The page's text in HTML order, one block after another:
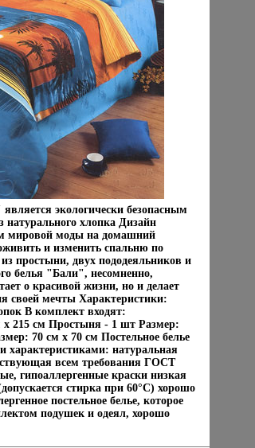
экологически безопасным
натурального хлопка Дизайн
мировой моды на домашний
и изменить спальню по
простыни, двух пододеяльников и
белья "Бали", несомненно,
о красивой жизни, но и делает
своей мечты Характеристики:
В комплект входят:
215 см Простыня - 1 шт Размер:
70 см х 70 см Постельное белье
характеристиками: натуральная
всем требования ГОСТ
гипоаллергенные краски низкая
стирка при 60°С) хорошо
постельное белье, которое
подушек и одеял, хорошо